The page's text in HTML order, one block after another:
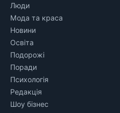
Люди
Мода та краса
Новини
Освіта
Подорожі
Поради
Психологія
Редакція
Шоу бізнес